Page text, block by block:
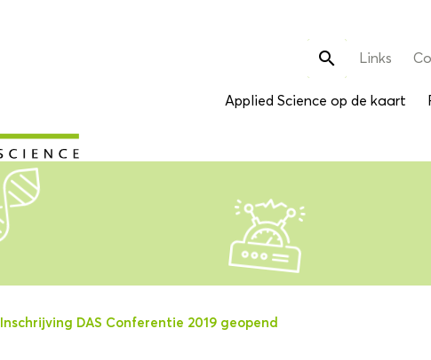
Zoek
naar:
 Links
Applied Science op de kaart
Inschrijving DAS Conferentie 2019 geopend